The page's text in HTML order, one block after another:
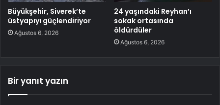
Büyükşehir, Siverek’te
üstyapıyı güçlendiriyor
Ağustos 6, 2026
24 yaşındaki Reyhan’ı
sokak ortasında
öldürdüler
Ağustos 6, 2026
Bir yanıt yazın